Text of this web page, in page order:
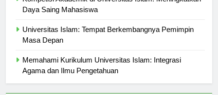
Kompetisi Akademik di Universitas Islam: Meningkatkan
Universitas Islam: Tempat Berkembangnya Pemimpin
Memahami Kurikulum Universitas Islam: Integrasi